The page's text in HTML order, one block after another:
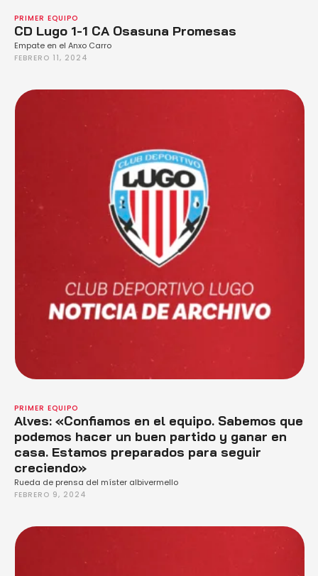
PRIMER EQUIPO
CD Lugo 1-1 CA Osasuna Promesas
Empate en el Anxo Carro
FEBRERO 11, 2024
PRIMER EQUIPO
Alves: «Confiamos en el equipo. Sabemos que
podemos hacer un buen partido y ganar en
casa. Estamos preparados para seguir
creciendo»
Rueda de prensa del míster albivermello
FEBRERO 9, 2024